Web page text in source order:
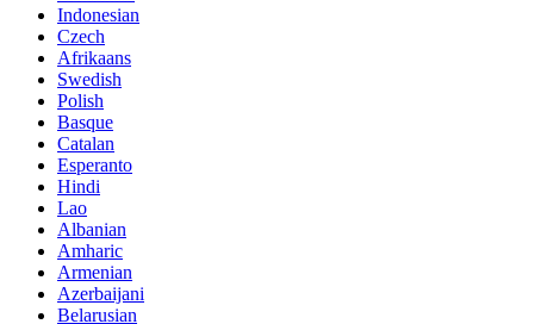
Indonesian
Czech
Afrikaans
Swedish
Polish
Basque
Catalan
Esperanto
Hindi
Lao
Albanian
Amharic
Armenian
Azerbaijani
Belarusian